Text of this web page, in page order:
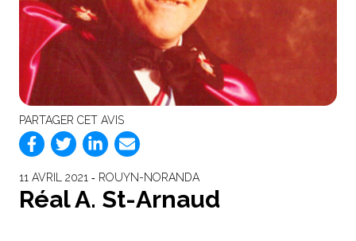
PARTAGER CET AVIS
11 AVRIL 2021 ‐ ROUYN-NORANDA
Réal A. St-Arnaud